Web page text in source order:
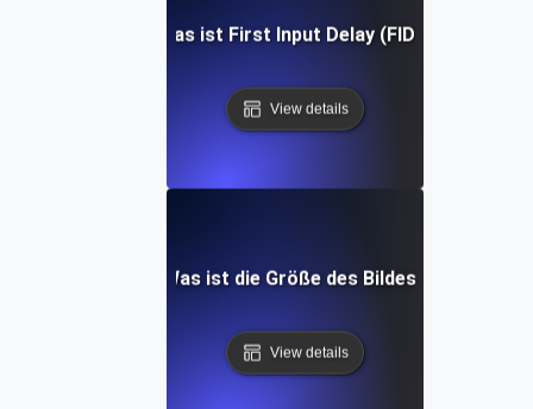
Was ist First Input Delay (FID)?
View details
Was ist die Größe des Bildes?
View details